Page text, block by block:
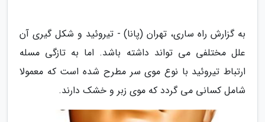
به گزارش راه ساری، تهران (پانا) - تیروئید و شکل گیری آن
علل مختلفی می تواند داشته باشد. اما به تازگی مسله
ارتباط تیروئید با نوع موی سر مطرح شده است که معمولا
شامل کسانی می گردد که موی زبر و خشک دارند.